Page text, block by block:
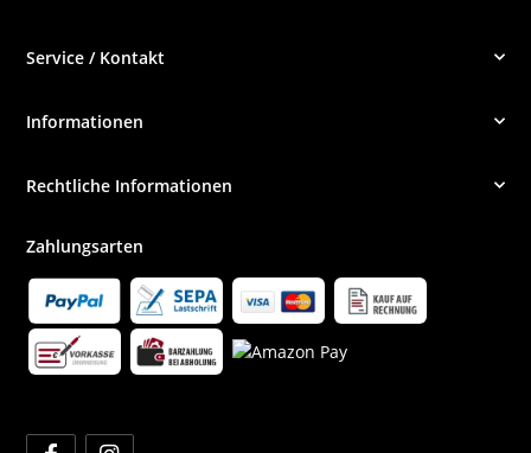
Service / Kontakt
Informationen
Rechtliche Informationen
Zahlungsarten